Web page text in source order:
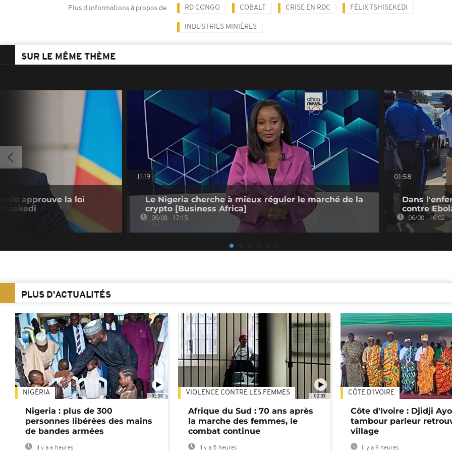
Plus d'informations à propos de RD CONGO COBALT CRISE EN RDC FÉLIX TSHISEKEDI
INDUSTRIES MINIÈRES
SUR LE MÊME THÈME
approuve la loi
11:19
Le Nigeria cherche à mieux réguler le marché de la
crypto [Business Africa]
06/08 - 17:15
01:58
Dans
contre
06/08 - 16:02
PLUS D'ACTUALITÉS
02:08
NIGÉRIA
Nigeria : plus de 300
personnes libérées des mains
de bandes armées
Il y a 6 heures
02:30
VIOLENCE CONTRE LES FEMMES
Afrique du Sud : 70 ans après
la marche des femmes, le
combat continue
Il y a 5 heures
CÔTE D'IVOIRE
Côte d'Ivoire : Djidji
tambour parleur
village
Il y a 9 heures